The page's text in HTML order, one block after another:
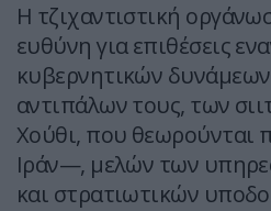
Η τζιχαντιστική
ευθύνη για επιθέσεις
κυβερνητικών
αντιπάλων τους, των
Χούθι, που θεωρούνται
Ιράν—, μελών των
και στρατιωτικών